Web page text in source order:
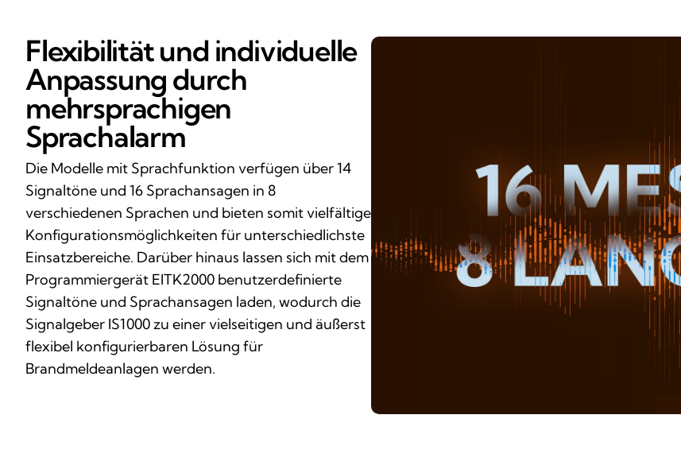
Flexibilität und individuelle
Anpassung durch
mehrsprachigen
Sprachalarm
Die Modelle mit Sprachfunktion verfügen über 14
Signaltöne und 16 Sprachansagen in 8
verschiedenen Sprachen und bieten somit vielfältige
Konfigurationsmöglichkeiten für unterschiedlichste
Einsatzbereiche. Darüber hinaus lassen sich mit dem
Programmiergerät EITK2000 benutzerdefinierte
Signaltöne und Sprachansagen laden, wodurch die
Signalgeber IS1000 zu einer vielseitigen und äußerst
flexibel konfigurierbaren Lösung für
Brandmeldeanlagen werden.